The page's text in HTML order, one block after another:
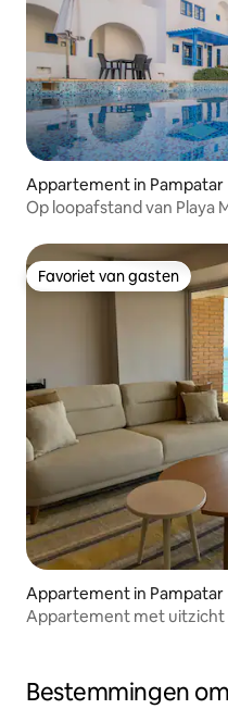
Appartement in Pampatar
Op loopafstand van Playa
Favoriet van gasten
Favoriet van gasten
Appartement in Pampatar
Appartement met uitzicht
Bestemmingen